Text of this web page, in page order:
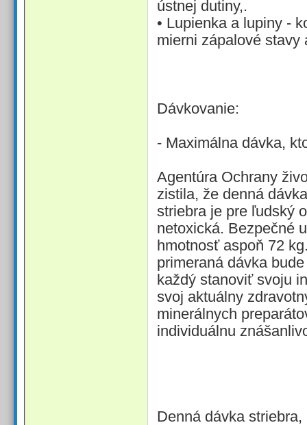
ústnej dutiny,.
• Lupienka a lupiny -
mierni zápalové stavy
Dávkovanie:
- Maximálna dávka,
Agentúra Ochrany
zistila, že denná
striebra je pre ľudský
netoxická. Bezpečné
hmotnosť aspoň 72
primeraná dávka
každý stanoviť svoju
svoj aktuálny
minerálnych
individuálnu
Denná dávka